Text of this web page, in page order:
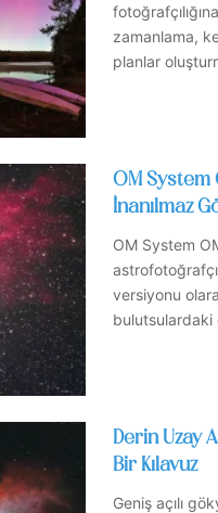
zamanlama,
planlar
OM System
İnanılmaz
OM System
versiyonu
Derin Uzay
Bir Kılavuz
Geniş açılı